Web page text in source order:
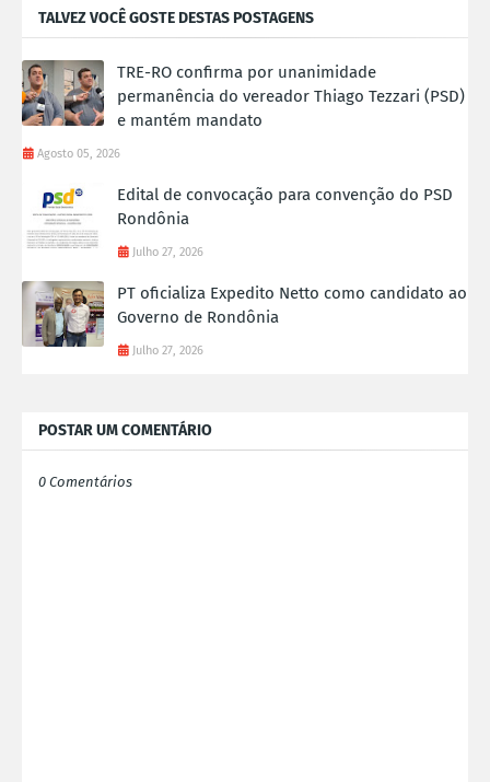
TALVEZ VOCÊ GOSTE DESTAS POSTAGENS
TRE-RO confirma por unanimidade
permanência do vereador Thiago Tezzari (PSD)
e mantém mandato
Agosto 05, 2026
Edital de convocação para convenção do PSD
Rondônia
Julho 27, 2026
PT oficializa Expedito Netto como candidato ao
Governo de Rondônia
Julho 27, 2026
POSTAR UM COMENTÁRIO
0 Comentários